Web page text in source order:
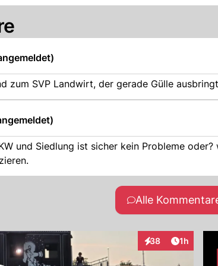
zum SVP Landwirt, der gerade Gülle
und Siedlung ist sicher kein Probleme
Alle
38
InteraktionenArtikel
1h